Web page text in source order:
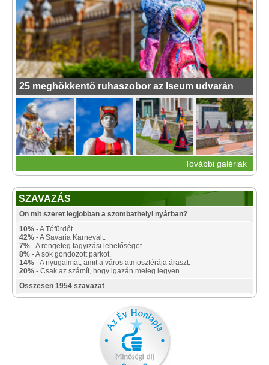
25 meghökkentő ruhaszobor az Iseum udvarán
További galériák
SZAVAZÁS
Ön mit szeret legjobban a szombathelyi nyárban?
10% - A Tófürdőt.
42% - A Savaria Karnevált.
7% - A rengeteg fagyizási lehetőséget.
8% - A sok gondozott parkot.
14% - A nyugalmat, amit a város atmoszférája áraszt.
20% - Csak az számít, hogy igazán meleg legyen.
Összesen 1954 szavazat